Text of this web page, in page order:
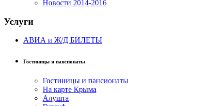
Новости 2014-2016
Услуги
АВИА и Ж/Д БИЛЕТЫ
Гостиницы и пансионаты
Гостиницы и пансионаты
На карте Крыма
Алушта